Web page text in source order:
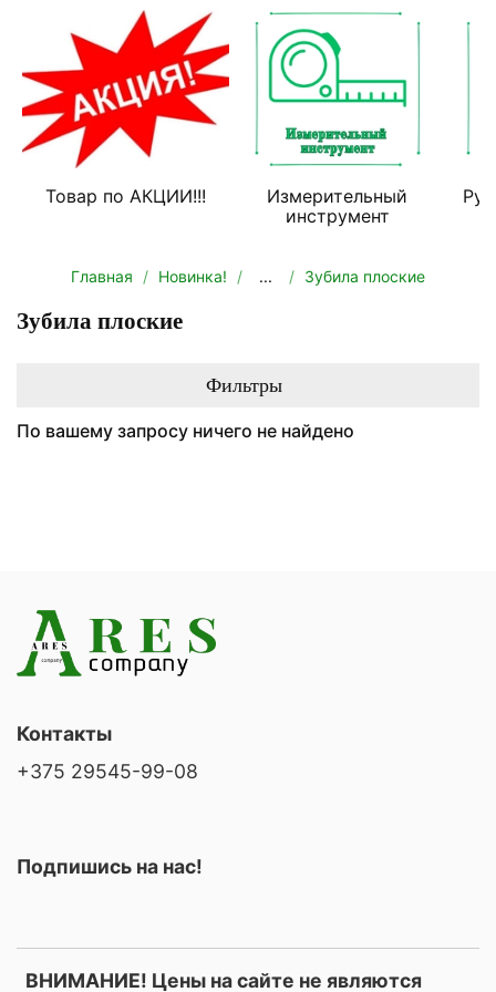
Товар по АКЦИИ!!!
Измерительный
инструмент
Главная Новинка! ... Зубила плоские
Зубила плоские
Фильтры
По вашему запросу ничего не найдено
ВНИМАНИЕ! Цены на сайте не являются
Контакты
+375 29545-99-08
Подпишись на нас!